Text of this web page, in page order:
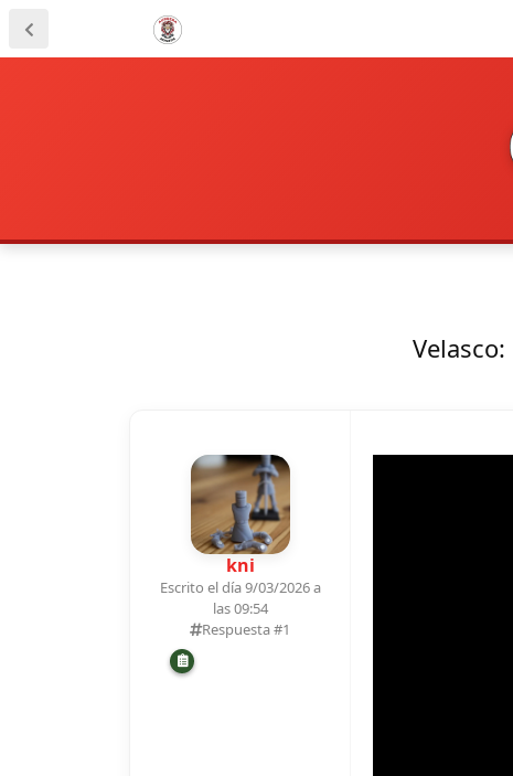
kni
Escrito el día 9/03/2026 a
las 09:54
Respuesta #1